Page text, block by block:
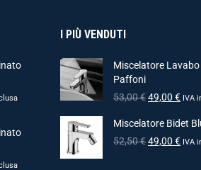
I PIÙ VENDUTI
Miscelatore Lavabo
Paffoni
53,00€49,00 € IVA
Miscelatore Bidet
52,50€49,00 € IVA